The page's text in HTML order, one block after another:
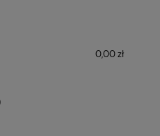
kosztów
0,00 zł